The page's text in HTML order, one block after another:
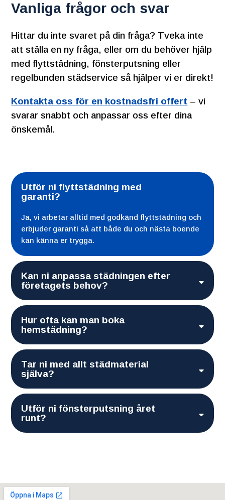
Vanliga frågor och svar
Hittar du inte svaret på din fråga? Tveka inte
att ställa en ny fråga, eller om du behöver hjälp
med flyttstädning, fönsterputsning eller
regelbunden städservice så hjälper vi er direkt!
Kontakta oss för en kostnadsfri offert – vi
svarar snabbt och anpassar oss efter dina
önskemål.
Utför ni flyttstädning med
garanti?
Ja, vi arbetar alltid med godkänd flyttstädning och
erbjuder garanti så att både du och nästa boende
kan känna er trygga.
Kan ni anpassa städningen efter
företagets behov?
Hur ofta kan man boka
hemstädning?
Tar ni med allt städmaterial
själva?
Utför ni fönsterputsning året
runt?